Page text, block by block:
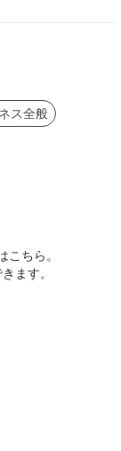
ス全般
ちら。
ます。